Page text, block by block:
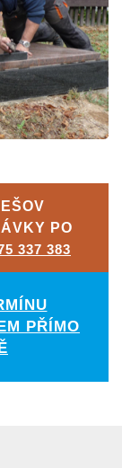
PO
337 383
PŘÍMO